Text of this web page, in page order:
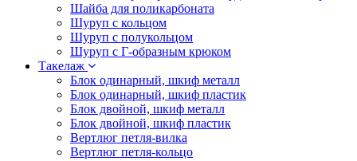
Шайба для поликарбоната
Шуруп с кольцом
Шуруп с полукольцом
Шуруп с Г-образным крюком
Такелаж
Блок одинарный, шкиф металл
Блок одинарный, шкиф пластик
Блок двойной, шкиф металл
Блок двойной, шкиф пластик
Вертлюг петля-вилка
Вертлюг петля-кольцо